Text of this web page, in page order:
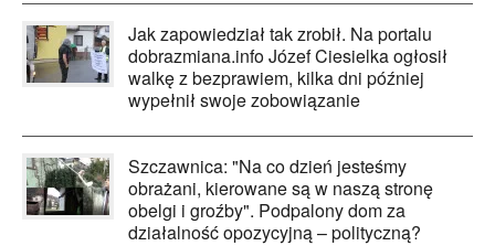
Jak zapowiedział tak zrobił. Na portalu
dobrazmiana.info Józef Ciesielka ogłosił
walkę z bezprawiem, kilka dni później
wypełnił swoje zobowiązanie
Szczawnica: "Na co dzień jesteśmy
obrażani, kierowane są w naszą stronę
obelgi i groźby". Podpalony dom za
działalność opozycyjną – polityczną?